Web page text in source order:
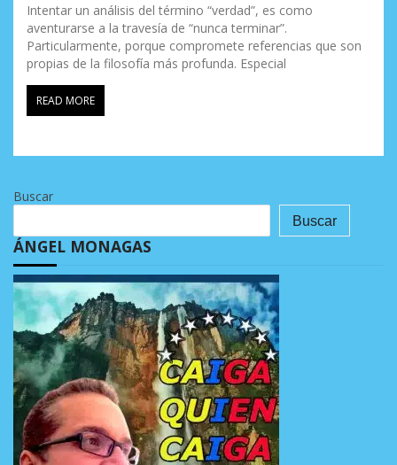
Intentar un análisis del término “verdad”, es como
aventurarse a la travesía de “nunca terminar”.
Particularmente, porque compromete referencias que son
propias de la filosofía más profunda. Especial
READ MORE
Buscar
Buscar
ÁNGEL MONAGAS